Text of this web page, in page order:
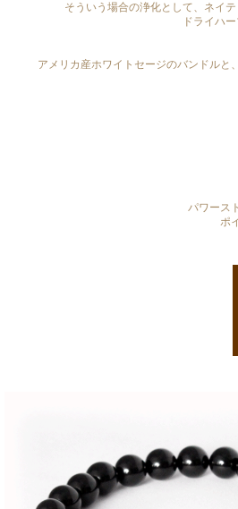
そういう場合の浄化として、ネイ
ドライハ
アメリカ産ホワイトセージのバンドル
パワース
ポ